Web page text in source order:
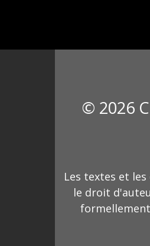
© 2026
Les textes et
le droit